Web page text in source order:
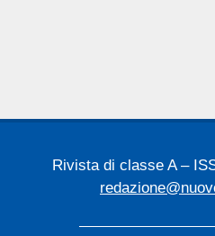
Rivista di classe A –